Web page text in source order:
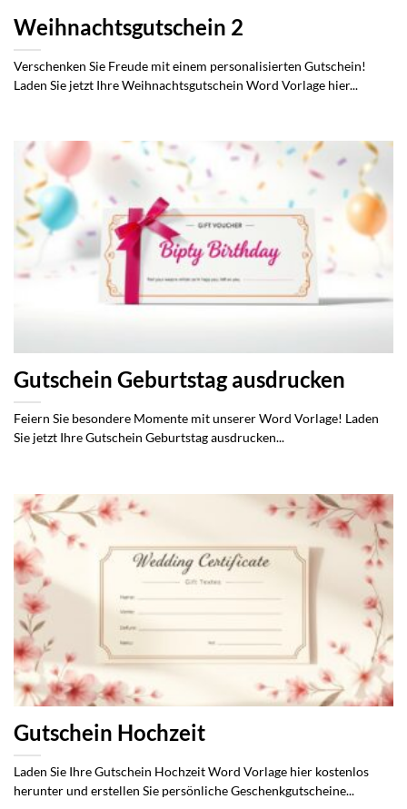
Weihnachtsgutschein 2
Verschenken Sie Freude mit einem personalisierten Gutschein!
Laden Sie jetzt Ihre Weihnachtsgutschein Word Vorlage hier...
Gutschein Geburtstag ausdrucken
Feiern Sie besondere Momente mit unserer Word Vorlage! Laden
Sie jetzt Ihre Gutschein Geburtstag ausdrucken...
Gutschein Hochzeit
Laden Sie Ihre Gutschein Hochzeit Word Vorlage hier kostenlos
herunter und erstellen Sie persönliche Geschenkgutscheine...